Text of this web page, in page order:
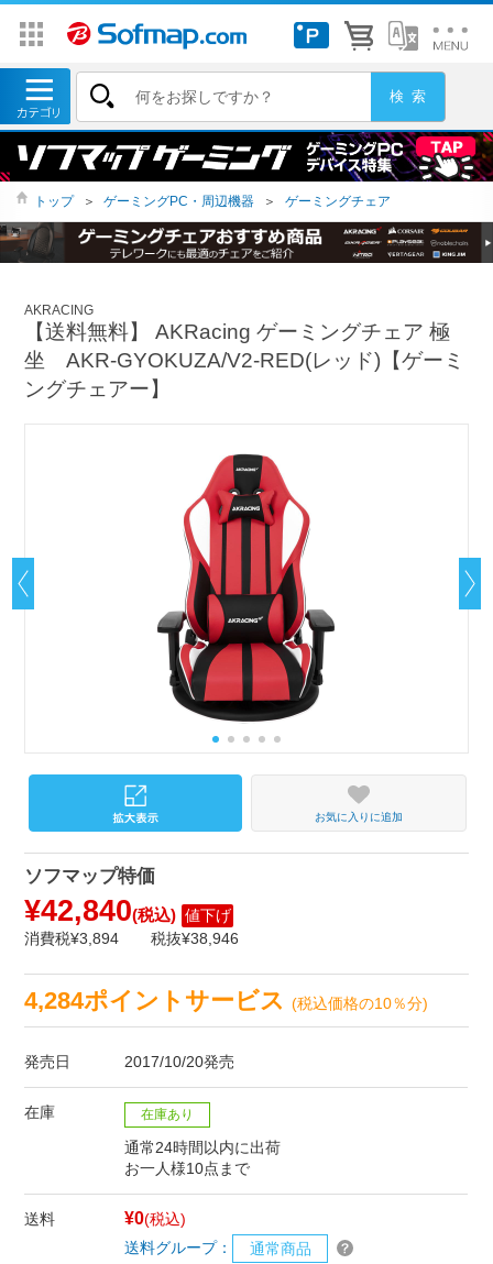
トップ ＞ ゲーミングPC・周辺機器 ＞ ゲーミングチェア
AKRACING
【送料無料】 AKRacing ゲーミングチェア 極
坐 AKR-GYOKUZA/V2-RED(レッド)【ゲーミ
ングチェアー】
お気に入りに追加
ソフマップ特価
¥42,840(税込) 値下げ
消費税¥3,894
税抜¥38,946
4,284ポイントサービス(税込価格の10％分)
発売日 2017/10/20発売
在庫 在庫あり
通常24時間以内に出荷
お一人様10点まで
送料 ¥0(税込)
送料グループ：
通常商品